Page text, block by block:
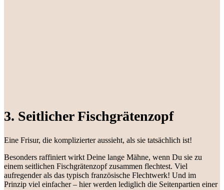
3. Seitlicher Fischgrätenzopf
Eine Frisur, die komplizierter aussieht, als sie tatsächlich ist!
Besonders raffiniert wirkt Deine lange Mähne, wenn Du sie zu
einem seitlichen Fischgrätenzopf zusammen flechtest. Viel
aufregender als das typisch französische Flechtwerk! Und im
Prinzip viel einfacher – hier werden lediglich die Seitenpartien einer